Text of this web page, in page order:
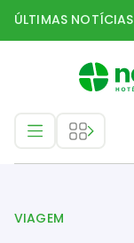
ÚLTIMAS NOTÍCIAS
VIAGEM